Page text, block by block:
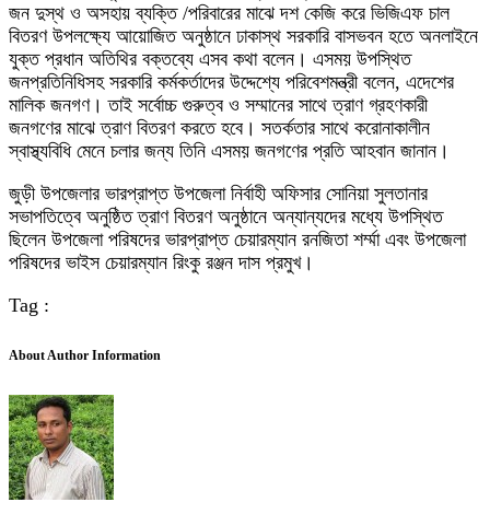
জন দুস্থ ও অসহায় ব্যক্তি /পরিবারের মাঝে দশ কেজি করে ভিজিএফ চাল
বিতরণ উপলক্ষ্যে আয়োজিত অনুষ্ঠানে ঢাকাস্থ সরকারি বাসভবন হতে অনলাইনে
যুক্ত প্রধান অতিথির বক্তব্যে এসব কথা বলেন। এসময় উপস্থিত
জনপ্রতিনিধিসহ সরকারি কর্মকর্তাদের উদ্দেশ্যে পরিবেশমন্ত্রী বলেন, এদেশের
মালিক জনগণ। তাই সর্বোচ্চ গুরুত্ব ও সম্মানের সাথে ত্রাণ গ্রহণকারী
জনগণের মাঝে ত্রাণ বিতরণ করতে হবে। সতর্কতার সাথে করোনাকালীন
স্বাস্থ্যবিধি মেনে চলার জন্য তিনি এসময় জনগণের প্রতি আহবান জানান।
জুড়ী উপজেলার ভারপ্রাপ্ত উপজেলা নির্বাহী অফিসার সোনিয়া সুলতানার
সভাপতিত্বে অনুষ্ঠিত ত্রাণ বিতরণ অনুষ্ঠানে অন্যান্যদের মধ্যে উপস্থিত
ছিলেন উপজেলা পরিষদের ভারপ্রাপ্ত চেয়ারম্যান রনজিতা শর্ম্মা এবং উপজেলা
পরিষদের ভাইস চেয়ারম্যান রিংকু রঞ্জন দাস প্রমুখ।
Tag :
About Author Information